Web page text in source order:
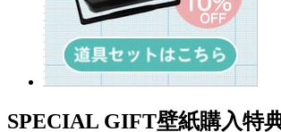
SPECIAL GIFT壁紙購入特